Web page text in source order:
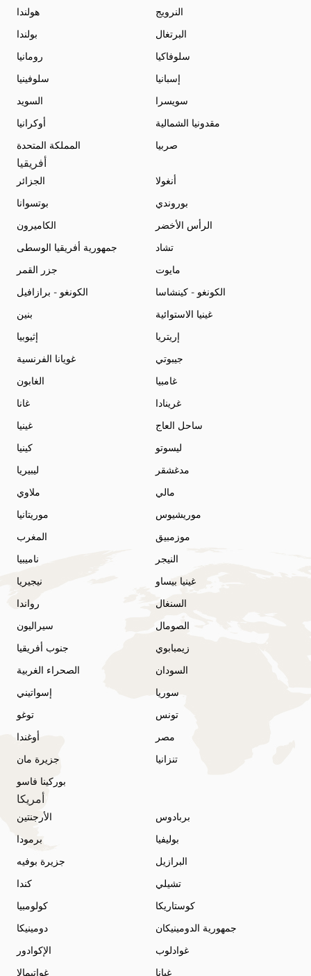
هولندا
النرويج
بولندا
البرتغال
رومانيا
سلوفاكيا
سلوفينيا
إسبانيا
السويد
سويسرا
أوكرانيا
مقدونيا الشمالية
المملكة المتحدة
صربيا
أفريقيا
الجزائر
أنغولا
بوتسوانا
بوروندي
الكاميرون
الرأس الأخضر
جمهورية أفريقيا الوسطى
تشاد
جزر القمر
مايوت
الكونغو - برازافيل
الكونغو - كينشاسا
بنين
غينيا الاستوائية
إثيوبيا
إريتريا
غويانا الفرنسية
جيبوتي
الغابون
غامبيا
غانا
غرينادا
غينيا
ساحل العاج
كينيا
ليسوتو
ليبيريا
مدغشقر
ملاوي
مالي
موريتانيا
موريشيوس
المغرب
موزمبيق
ناميبيا
النيجر
نيجيريا
غينيا بيساو
رواندا
السنغال
سيراليون
الصومال
جنوب أفريقيا
زيمبابوي
الصحراء الغربية
السودان
إسواتيني
سوريا
توغو
تونس
أوغندا
مصر
جزيرة مان
تنزانيا
بوركينا فاسو
أمريكا
الأرجنتين
بربادوس
برمودا
بوليفيا
جزيرة بوفيه
البرازيل
كندا
تشيلي
كولومبيا
كوستاريكا
دومينيكا
جمهورية الدومينيكان
الإكوادور
غوادلوب
غواتيمالا
غيانا